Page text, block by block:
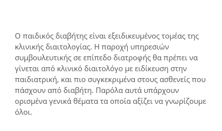
Ο παιδικός διαβήτης είναι εξειδικευμένος τομέας της
κλινικής διαιτολογίας. Η παροχή υπηρεσιών
συμβουλευτικής σε επίπεδο διατροφής θα πρέπει να
γίνεται από κλινικό διαιτολόγο με ειδίκευση στην
παιδιατρική, και πιο συγκεκριμένα στους ασθενείς που
πάσχουν από διαβήτη. Παρόλα αυτά υπάρχουν
ορισμένα γενικά θέματα τα οποία αξίζει να γνωρίζουμε
όλοι.